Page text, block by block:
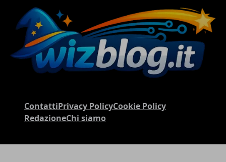
ContattiPrivacy PolicyCookie Policy
RedazioneChi siamo